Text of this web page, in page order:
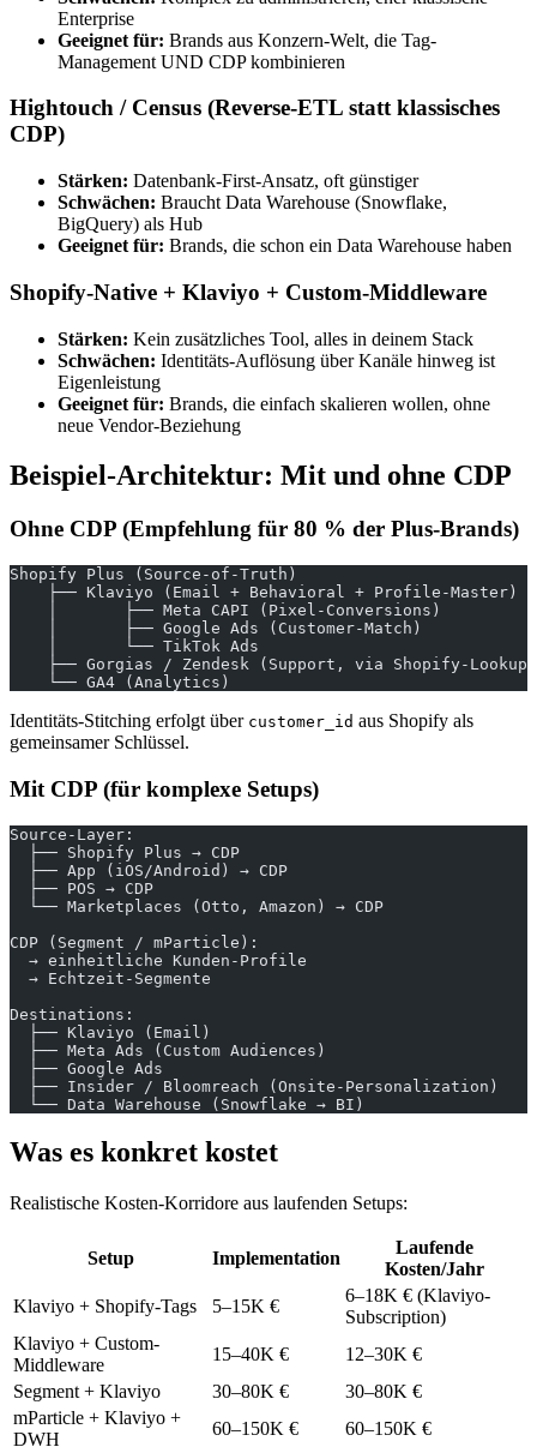
Enterprise
Geeignet für: Brands aus Konzern-Welt, die Tag-
Management UND CDP kombinieren
Hightouch / Census (Reverse-ETL statt klassisches
CDP)
Stärken: Datenbank-First-Ansatz, oft günstiger
Schwächen: Braucht Data Warehouse (Snowflake,
BigQuery) als Hub
Geeignet für: Brands, die schon ein Data Warehouse haben
Shopify-Native + Klaviyo + Custom-Middleware
Stärken: Kein zusätzliches Tool, alles in deinem Stack
Schwächen: Identitäts-Auflösung über Kanäle hinweg ist
Eigenleistung
Geeignet für: Brands, die einfach skalieren wollen, ohne
neue Vendor-Beziehung
Beispiel-Architektur: Mit und ohne CDP
Ohne CDP (Empfehlung für 80 % der Plus-Brands)
Shopify Plus (Source-of-Truth)
    ├── Klaviyo (Email + Behavioral + Profile-Master)
    │       ├── Meta CAPI (Pixel-Conversions)
    │       ├── Google Ads (Customer-Match)
    │       └── TikTok Ads
    ├── Gorgias / Zendesk (Support, via Shopify-Lookup)
    └── GA4 (Analytics)
Identitäts-Stitching erfolgt über customer_id aus Shopify als
gemeinsamer Schlüssel.
Mit CDP (für komplexe Setups)
Source-Layer:
  ├── Shopify Plus → CDP
  ├── App (iOS/Android) → CDP
  ├── POS → CDP
  └── Marketplaces (Otto, Amazon) → CDP
CDP (Segment / mParticle):
  → einheitliche Kunden-Profile
  → Echtzeit-Segmente
Destinations:
  ├── Klaviyo (Email)
  ├── Meta Ads (Custom Audiences)
  ├── Google Ads
  ├── Insider / Bloomreach (Onsite-Personalization)
  └── Data Warehouse (Snowflake → BI)
Was es konkret kostet
Realistische Kosten-Korridore aus laufenden Setups:
Setup Implementation
Laufende
Kosten/Jahr
Klaviyo + Shopify-Tags
5–15K €
6–18K € (Klaviyo-
Subscription)
Klaviyo + Custom-
Middleware
15–40K €
12–30K €
Segment + Klaviyo
30–80K €
30–80K €
mParticle + Klaviyo +
DWH
60–150K € 60–150K €